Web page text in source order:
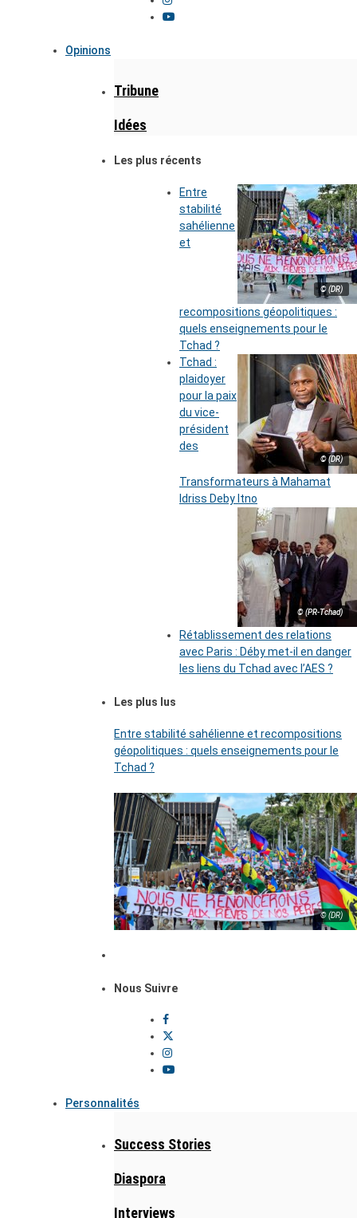
Opinions
Tribune
Idées
Les plus récents
© (DR)
Entre
stabilité
sahélienne
et
recompositions géopolitiques :
quels enseignements pour le
Tchad ?
© (DR)
Tchad :
plaidoyer
pour la paix
du vice-
président
des
Transformateurs à Mahamat
Idriss Deby Itno
© (PR-Tchad)
Rétablissement des relations
avec Paris : Déby met-il en danger
les liens du Tchad avec l’AES ?
Les plus lus
Entre stabilité sahélienne et recompositions
géopolitiques : quels enseignements pour le
Tchad ?
© (DR)
Nous Suivre
Personnalités
Success Stories
Diaspora
Interviews